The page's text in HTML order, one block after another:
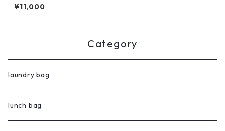
¥11,000
Category
laundry bag
lunch bag